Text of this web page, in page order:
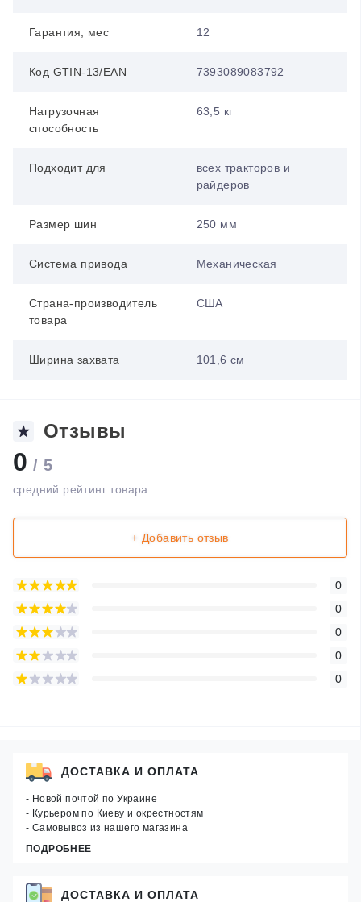
Гарантия, мес 12
Код GTIN-13/EAN 7393089083792
Нагрузочная
способность
63,5 кг
Подходит для
всех тракторов и
райдеров
Размер шин 250 мм
Система привода Механическая
Страна-производитель
товара
США
Ширина захвата 101,6 см
Отзывы
0 / 5
средний рейтинг товара
+ Добавить отзыв
0
0
0
0
0
ДОСТАВКА И ОПЛАТА
- Новой почтой по Украине
- Курьером по Киеву и окрестностям
- Самовывоз из нашего магазина
ПОДРОБНЕЕ
ДОСТАВКА И ОПЛАТА